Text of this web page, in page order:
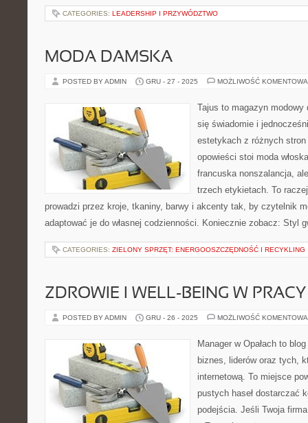
CATEGORIES: LEADERSHIP I PRZYWÓDZTWO
MODA DAMSKA
POSTED BY ADMIN GRU - 27 - 2025 MOŻLIWOŚĆ
Tajus to magazyn
się świadomie i
estetykach z różnych
opowieści stoi moda
francuska nonszalancja,
trzech etykietach. To
prowadzi przez kroje, tkaniny, barwy i akcenty tak, by czytelnik
adaptować je do własnej codzienności. Koniecznie zobacz: Styl
CATEGORIES: ZIELONY SPRZĘT: ENERGOOSZCZĘDNOŚĆ I RECYKLING
ZDROWIE I WELL-BEING W PRACY
POSTED BY ADMIN GRU - 26 - 2025 MOŻLIWOŚĆ
Manager w Opałach to
biznes, liderów oraz tych,
internetową. To miejsce
pustych haseł dostarczać
podejścia. Jeśli Twoja